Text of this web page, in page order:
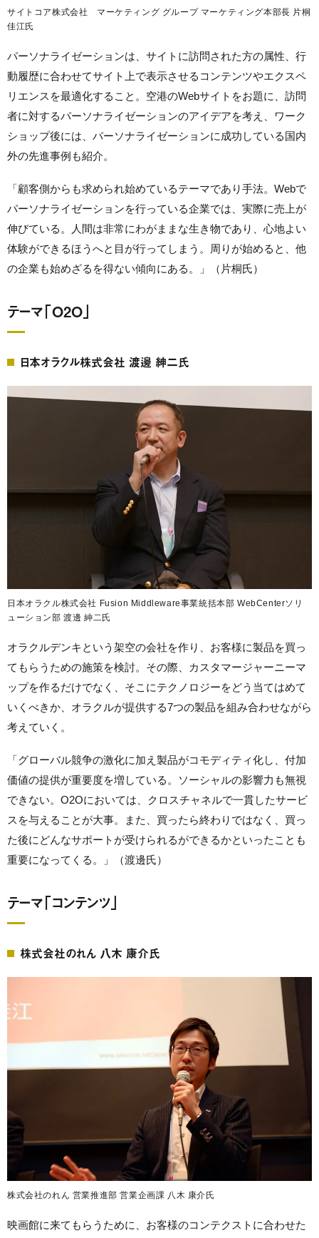
サイトコア株式会社 マーケティング グループ マーケティング本部長 片桐
佳江氏
パーソナライゼーションは、サイトに訪問された方の属性、行
動履歴に合わせてサイト上で表示させるコンテンツやエクスペ
リエンスを最適化すること。空港のWebサイトをお題に、訪問
者に対するパーソナライゼーションのアイデアを考え、ワーク
ショップ後には、パーソナライゼーションに成功している国内
外の先進事例も紹介。
「顧客側からも求められ始めているテーマであり手法。Webで
パーソナライゼーションを行っている企業では、実際に売上が
伸びている。人間は非常にわがままな生き物であり、心地よい
体験ができるほうへと目が行ってしまう。周りが始めると、他
の企業も始めざるを得ない傾向にある。」（片桐氏）
テーマ「O2O」
日本オラクル株式会社 渡邊 紳二氏
日本オラクル株式会社 Fusion Middleware事業統括本部 WebCenterソリ
ューション部 渡邊 紳二氏
オラクルデンキという架空の会社を作り、お客様に製品を買っ
てもらうための施策を検討。その際、カスタマージャーニーマ
ップを作るだけでなく、そこにテクノロジーをどう当てはめて
いくべきか、オラクルが提供する7つの製品を組み合わせながら
考えていく。
「グローバル競争の激化に加え製品がコモディティ化し、付加
価値の提供が重要度を増している。ソーシャルの影響力も無視
できない。O2Oにおいては、クロスチャネルで一貫したサービ
スを与えることが大事。また、買ったら終わりではなく、買っ
た後にどんなサポートが受けられるができるかといったことも
重要になってくる。」（渡邊氏）
テーマ「コンテンツ」
株式会社のれん 八木 康介氏
株式会社のれん 営業推進部 営業企画課 八木 康介氏
映画館に来てもらうために、お客様のコンテクストに合わせた